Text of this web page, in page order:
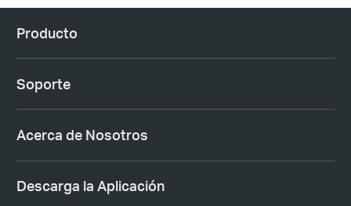
Producto
Soporte
Acerca de Nosotros
Descarga la Aplicación